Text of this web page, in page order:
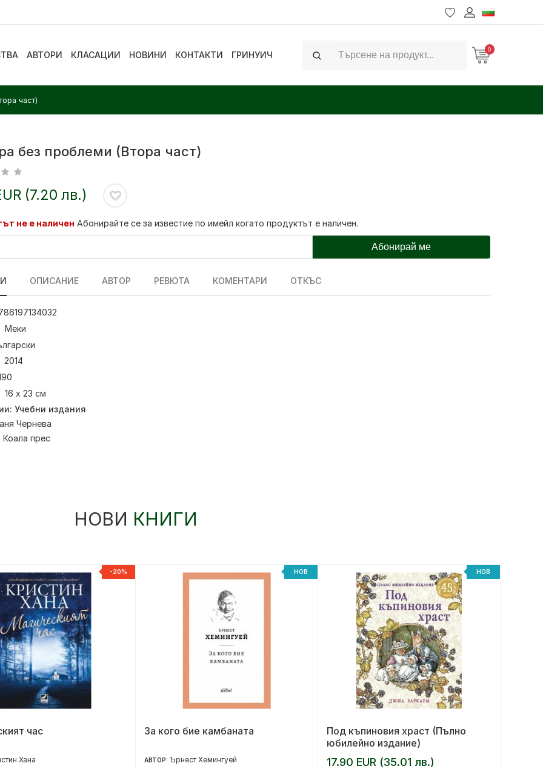
АВТОРИ КЛАСАЦИИ НОВИНИ КОНТАКТИ ГРИНУИЧ
Search
0
част)
без проблеми (Втора част)
(7.20 лв.)
не е наличен Абонирайте се за известие по имейл когато продуктът е наличен.
Абонирай ме
ОПИСАНИЕ АВТОР РЕВЮТА КОМЕНТАРИ ОТКЪС
Меки
2014
16 х 23 см
Учебни издания
Чернева
Коала прес
НОВИ КНИГИ
-20%
час
Хана
НОВ
За кого бие камбаната
АВТОР: Ърнест Хемингуей
НОВ
Под къпиновия храст (Пълно
юбилейно издание)
17.90 EUR (35.01 лв.)